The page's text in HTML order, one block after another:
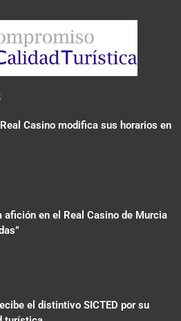
t
e
r
t
g
r
a
m
Casino modifica sus horarios en
afición en el Real Casino de Murcia
el distintivo SICTED por su